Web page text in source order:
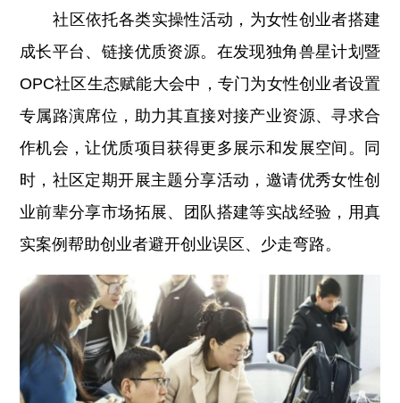
社区依托各类实操性活动，为女性创业者搭建
成长平台、链接优质资源。在发现独角兽星计划暨
OPC社区生态赋能大会中，专门为女性创业者设置
专属路演席位，助力其直接对接产业资源、寻求合
作机会，让优质项目获得更多展示和发展空间。同
时，社区定期开展主题分享活动，邀请优秀女性创
业前辈分享市场拓展、团队搭建等实战经验，用真
实案例帮助创业者避开创业误区、少走弯路。